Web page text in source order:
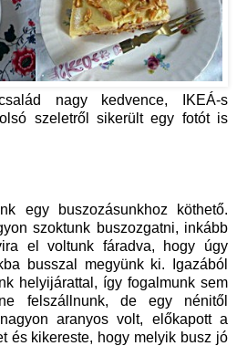
nagy kedvence, IKEÁ-s
szeletről sikerült egy fotót is
egy buszozásunkhoz köthető.
szoktunk buszozgatni, inkább
el voltunk fáradva, hogy úgy
busszal megyünk ki. Igazából
helyijárattal, így fogalmunk sem
felszállnunk, de egy nénitől
aranyos volt, előkapott a
és kikereste, hogy melyik busz jó